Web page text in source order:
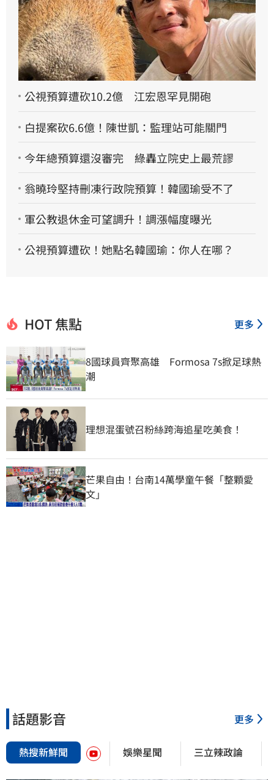
公視預算遭砍10.2億 江宏恩罕見開砲
白提案砍6.6億！陳世凱：監理站可能關門
今年總預算還沒審完 綠轟立院史上最荒謬
翁曉玲堅持刪凍行政院預算！韓國瑜受不了
軍公教退休金可望調升！調漲幅度曝光
公視預算遭砍！她點名韓國瑜：你人在哪？
HOT 焦點 更多
8國球員齊聚高雄　Formosa 7s掀足球熱
潮
理想混蛋號召粉絲跨海追星吃美食！
芒果自由！台南14萬學童午餐「整顆愛
文」
話題影音 更多
熱搜新鮮聞 娛樂星聞 三立辣政論